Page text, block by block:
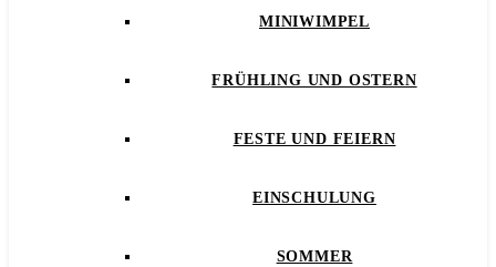
MINIWIMPEL
FRÜHLING UND OSTERN
FESTE UND FEIERN
EINSCHULUNG
SOMMER